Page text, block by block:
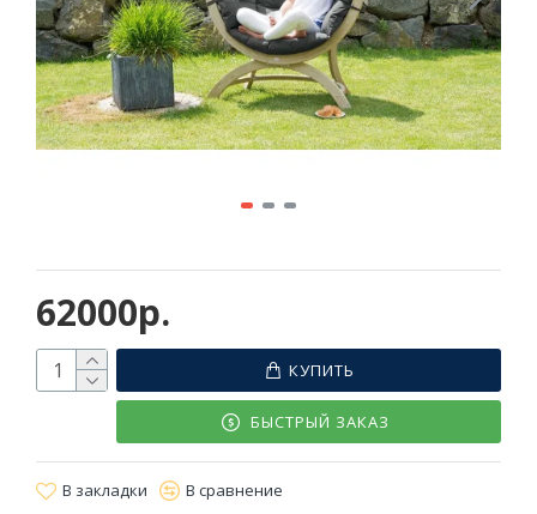
62000р.
КУПИТЬ
БЫСТРЫЙ ЗАКАЗ
В закладки В сравнение